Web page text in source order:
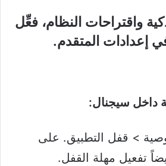
واقتراحات النظام، فعِّل
إعدادات المتقدم.
داخل سيجنال:
> قفل التطبيق. على